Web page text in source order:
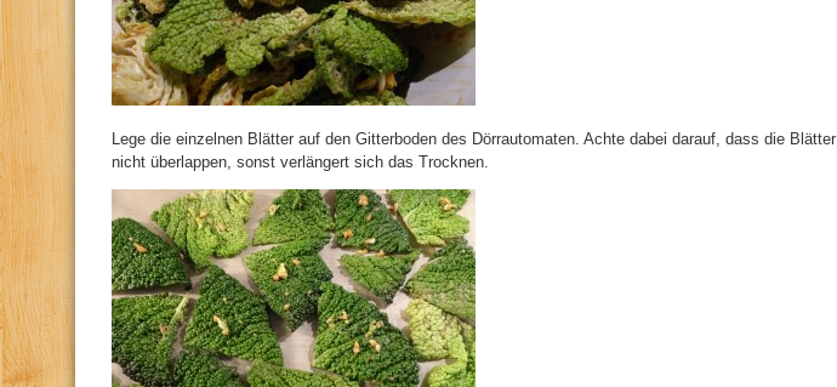
Lege die einzelnen Blätter auf den Gitterboden des Dörrautomaten. Achte dabei darauf, dass die Blätter
nicht überlappen, sonst verlängert sich das Trocknen.